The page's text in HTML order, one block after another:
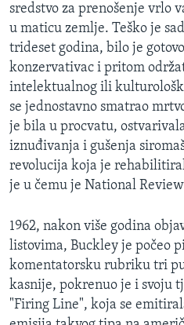
sredstvo za prenošenje vrlo
u maticu zemlje. Teško je
trideset godina, bilo je
konzervativac i pritom
intelektualnog ili
se jednostavno smatrao
je bila u procvatu,
iznuđivanja i gušenja
revolucija koja je
je u čemu je National
1962, nakon više godina
listovima, Buckley je počeo
komentatorsku rubriku tri
kasnije, pokrenuo je i svoju
"Firing Line", koja se